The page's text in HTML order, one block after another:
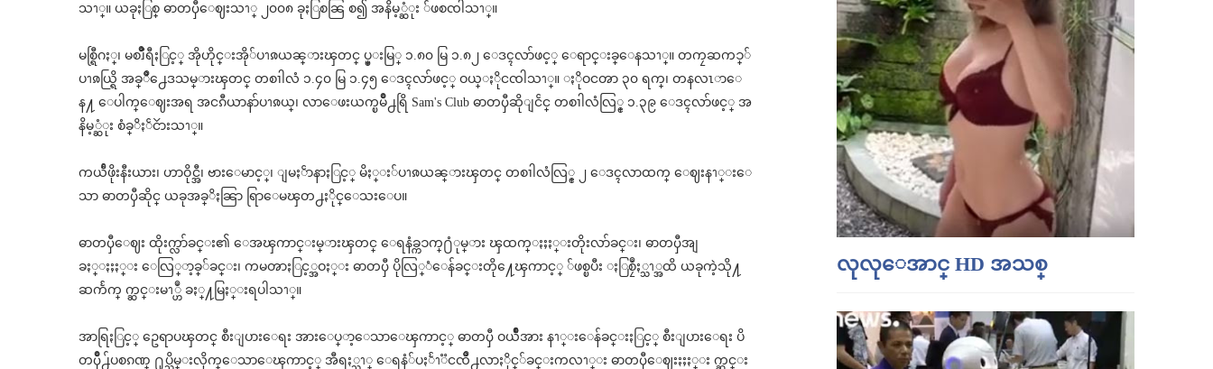
သၫ္။ ယခုႏြစ္ ဓာတၦီေဈးသၫ္ ၂၀၀၈ ခုႏြစၼြ စ၍ အနိမ့္ဆံုး ်ဖစၸါသၫ္။
မစ္ရြီဂႏ္၊ မစၨိဳရီႏြင့္ အိုဟိုင္းအို်ပၫၷယၼ္ားၾတင္ ပ္မ္းမြ္ ၁.၈၀ မြ ၁.၈၂ ေဒၚလာ်ဖင့္ ေရာင္းခ္ေနသၫ္။ တကၠဆကၥ္်
ပၫၷယ္ရြိ အခ္ိဳ႕ေဒသမ္ားၾတင္ တစၢါလံ ၁.၄၀ မြ ၁.၄၅ ေဒၚလာ်ဖင့္ ဝယ္ႏိုငၸါသၫ္။ ႏိုဝငၻာ ၃၀ ရက္၊ တနလၤာေ
န႔ ေပါက္ေဈးအရ အငၵီယာနာ်ပၫၷယ္၊ လာေဖးယက္ၿမိဳ႕ရြိ Sam's Club ဓာတၦီဆိုျငၲင္ တစၢါလံလြ္င္ ၁.၃၉ ေဒၚလာ်ဖင့္ အ
နိမ့္ဆံုး စံခ္ိႏၲငၴားသၫ္။
ကယႅီဖိုးနီးယား၊ ဟာဝိုင္အီ၊ ဗားေမာင့္၊ ျမႏၲာနာႏြင့္ မိႏ္း်ပၫၷယၼ္ားၾတင္ တစၢါလံလြ္င္ ၂ ေဒၚလာထက္ ေဈးနၫ္းေ
သာ ဓာတၦီဆိုင္ ယခုအခ္ိႏၼြာ ရြာေမၾတ႕ႏိုင္ေသးေပ။
ဓာတၦီေဈး ထိုးက္လာ်ခင္း၏ ေအၾကာင္းမ္ားၾတင္ ေရနံခ္ကၥက္႐ံုမ္ား ၾထက္ႏႈႏ္းတိုးလာ်ခင္း၊ ဓာတၦီအျ
ခႏ္ႏႈႏ္း ေလြ္ာ့ခ္်ခင္း၊ ကမၻာႏြင့္အဝႏ္း ဓာတၦီ ပိုလြ္ံေန်ခင္းတို႔ေၾကာင့္ ်ဖစ္ၿပီး ႏြစၠဳႏ္သၫ္အထိ ယခုကဲ့သို႔
ဆကႅက္ က္ဆင္းမၫ္ဟဳ ခႏ္႔မြႏ္းရပါသၫ္။
အာရြႏြင့္ ဥေရာပၾတင္ စီးျပားေရး အားေပ္ာ့ေသာေၾကာင့္ ဓာတၦီ ဝယႅိဳအား နၫ္းေန်ခင္းႏြင့္ စီးျပားေရး ပိ
တၦိဳ႕်ပစၵဏ္ ႐ုပ္သိမ္းလိုက္ေသာေၾကာင့္ အီရႏ္သၫ္ ေရနံ်ပႏႅၫၱငၸိဳ႕လာႏိုင္်ခင္းကလၫ္း ဓာတၦီေဈးႏႈႏ္း က္ဆင္း
လုလုေအာင္ HD အသစ္